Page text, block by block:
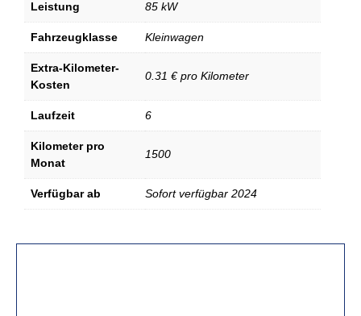
Leistung 85 kW
Fahrzeugklasse Kleinwagen
Extra-Kilometer-
Kosten
0.31 € pro Kilometer
Laufzeit 6
Kilometer pro
Monat
1500
Verfügbar ab Sofort verfügbar 2024